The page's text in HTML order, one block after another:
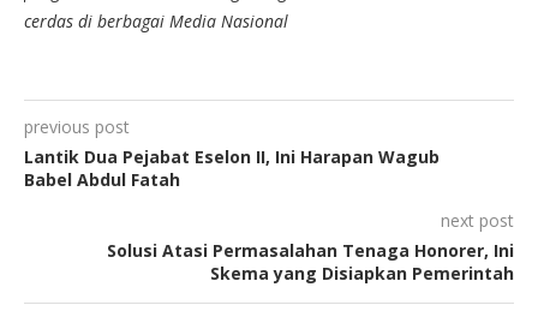
cerdas di berbagai Media Nasional
previous post
Lantik Dua Pejabat Eselon II, Ini Harapan Wagub
Babel Abdul Fatah
next post
Solusi Atasi Permasalahan Tenaga Honorer, Ini
Skema yang Disiapkan Pemerintah